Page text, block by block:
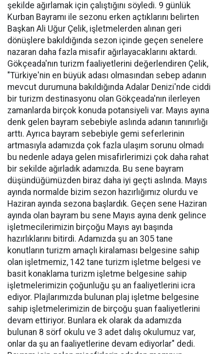
şekilde ağırlamak için çalıştığını söyledi. 9 günlük
Kurban Bayramı ile sezonu erken açtıklarını belirten
Başkan Ali Uğur Çelik, işletmelerden alınan geri
dönüşlere bakıldığında sezon içinde geçen senelere
nazaran daha fazla misafir ağırlayacaklarını aktardı.
Gökçeada'nın turizm faaliyetlerini değerlendiren Çelik,
"Türkiye'nin en büyük adası olmasından sebep adanın
mevcut durumuna bakıldığında Adalar Denizi'nde ciddi
bir turizm destinasyonu olan Gökçeada'nın ilerleyen
zamanlarda birçok konuda potansiyeli var. Mayıs ayına
denk gelen bayram sebebiyle aslında adanın tanınırlığı
arttı. Ayrıca bayram sebebiyle gemi seferlerinin
artmasıyla adamızda çok fazla ulaşım sorunu olmadı
bu nedenle adaya gelen misafirlerimizi çok daha rahat
bir sekilde ağırladık adamızda. Bu sene bayram
düşündüğümüzden biraz daha iyi geçti aslında. Mayıs
ayında normalde bizim sezon hazırlığımız olurdu ve
Haziran ayında sezona başlardık. Geçen sene Haziran
ayında olan bayram bu sene Mayıs ayına denk gelince
işletmecilerimizin birçoğu Mayıs ayı başında
hazırlıklarını bitirdi. Adamızda şu an 305 tane
konutların turizm amaçlı kiralaması belgesine sahip
olan işletmemiz, 142 tane turizm işletme belgesi ve
basit konaklama turizm işletme belgesine sahip
işletmelerimizin çoğunluğu şu an faaliyetlerini icra
ediyor. Plajlarımızda bulunan plaj işletme belgesine
sahip işletmelerimizin de birçoğu şuan faaliyetlerini
devam ettiriyor. Bunlara ek olarak da adamızda
bulunan 8 sörf okulu ve 3 adet dalış okulumuz var,
onlar da şu an faaliyetlerine devam ediyorlar" dedi.